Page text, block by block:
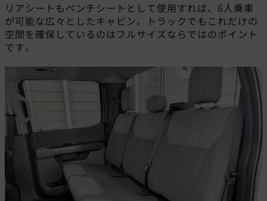
リアシートもベンチシートとして使用すれば、6人乗車
が可能な広々としたキャビン。トラックでもこれだけの
空間を確保しているのはフルサイズならではのポイント
です。